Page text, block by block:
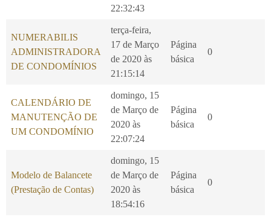
22:32:43
NUMERABILIS
ADMINISTRADORA
DE CONDOMÍNIOS
terça-feira,
17 de Março
de 2020 às
21:15:14
Página
básica
0
CALENDÁRIO DE
MANUTENÇÃO DE
UM CONDOMÍNIO
domingo, 15
de Março de
2020 às
22:07:24
Página
básica
0
Modelo de Balancete
(Prestação de Contas)
domingo, 15
de Março de
2020 às
18:54:16
Página
básica
0